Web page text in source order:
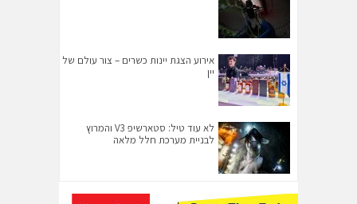
אירוע הצגת יינות כשרים – צור עולם של
יין
לא עוד טיל: סטארשיפ V3 והמרוץ
לבניית מערכת חלל מלאה